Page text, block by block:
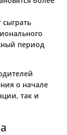
период
о начале
так и